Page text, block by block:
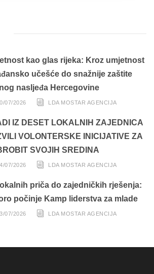
kao glas rijeka: Kroz umjetnost
učešće do snažnije zaštite
nasljeđa Hercegovine
07/2026 LDA MOSTAR AGENCIJA
IZ DESET LOKALNIH ZAJEDNICA
VOLONTERSKE INICIJATIVE ZA
SVOJIH SREDINA
07/2026 LDA MOSTAR AGENCIJA
priča do zajedničkih rješenja:
počinje Kamp liderstva za mlade
07/2026 LDA MOSTAR AGENCIJA